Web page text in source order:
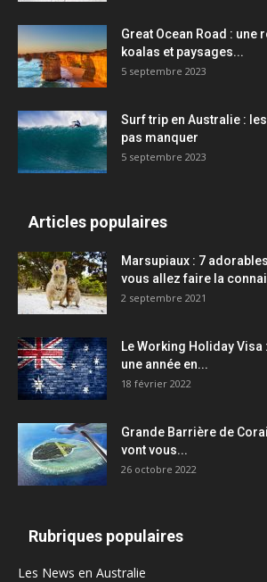
Great Ocean Road : une
koalas et paysages...
5 septembre 2023
Surf trip en Australie :
pas manquer
5 septembre 2023
Articles populaires
Marsupiaux : 7
vous allez faire la
2 septembre 2021
Le Working Holiday
une année en...
18 février 2022
Grande Barrière de
vont vous...
26 octobre 2022
Rubriques populaires
Les News en Australie